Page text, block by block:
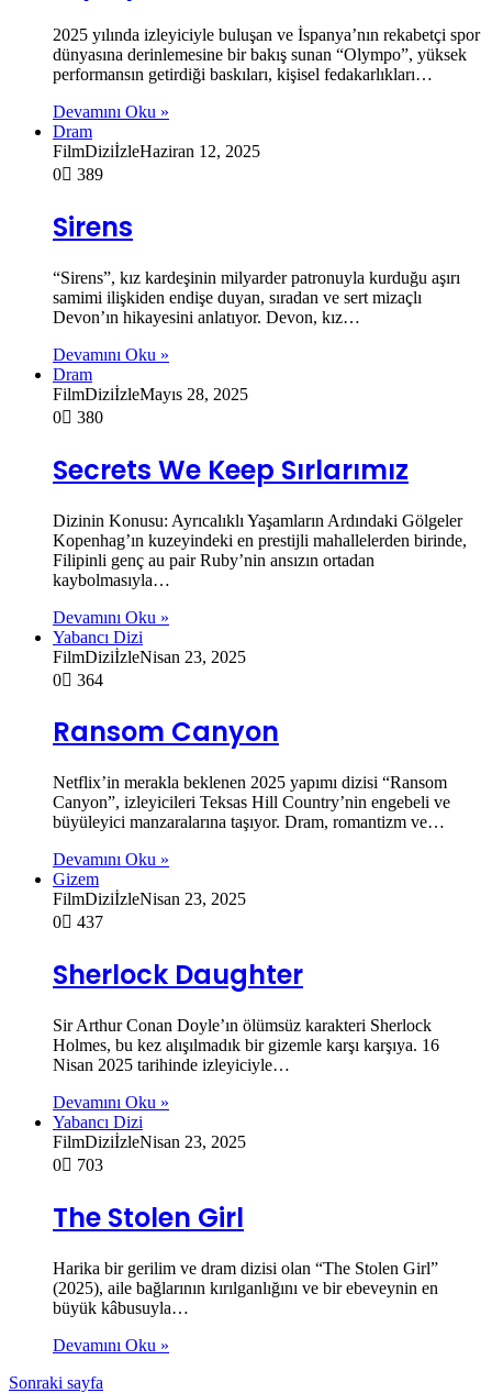
2025 yılında izleyiciyle buluşan ve İspanya’nın rekabetçi spor
dünyasına derinlemesine bir bakış sunan “Olympo”, yüksek
performansın getirdiği baskıları, kişisel fedakarlıkları…
Devamını Oku »
Dram
FilmDiziİzleHaziran 12, 2025
0
389
Sirens
“Sirens”, kız kardeşinin milyarder patronuyla kurduğu aşırı
samimi ilişkiden endişe duyan, sıradan ve sert mizaçlı
Devon’ın hikayesini anlatıyor. Devon, kız…
Devamını Oku »
Dram
FilmDiziİzleMayıs 28, 2025
0
380
Secrets We Keep Sırlarımız
Dizinin Konusu: Ayrıcalıklı Yaşamların Ardındaki Gölgeler
Kopenhag’ın kuzeyindeki en prestijli mahallelerden birinde,
Filipinli genç au pair Ruby’nin ansızın ortadan
kaybolmasıyla…
Devamını Oku »
Yabancı Dizi
FilmDiziİzleNisan 23, 2025
0
364
Ransom Canyon
Netflix’in merakla beklenen 2025 yapımı dizisi “Ransom
Canyon”, izleyicileri Teksas Hill Country’nin engebeli ve
büyüleyici manzaralarına taşıyor. Dram, romantizm ve…
Devamını Oku »
Gizem
FilmDiziİzleNisan 23, 2025
0
437
Sherlock Daughter
Sir Arthur Conan Doyle’ın ölümsüz karakteri Sherlock
Holmes, bu kez alışılmadık bir gizemle karşı karşıya. 16
Nisan 2025 tarihinde izleyiciyle…
Devamını Oku »
Yabancı Dizi
FilmDiziİzleNisan 23, 2025
0
703
The Stolen Girl
Harika bir gerilim ve dram dizisi olan “The Stolen Girl”
(2025), aile bağlarının kırılganlığını ve bir ebeveynin en
büyük kâbusuyla…
Devamını Oku »
Sonraki sayfa